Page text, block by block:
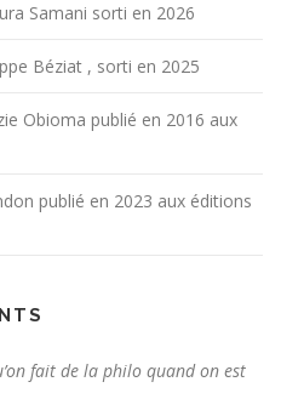
Samani sorti en 2026
Béziat , sorti en 2025
Obioma publié en 2016 aux
publié en 2023 aux éditions
fait de la philo quand on est